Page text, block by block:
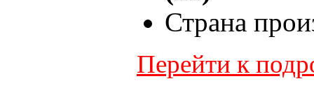
Страна
Перейти к